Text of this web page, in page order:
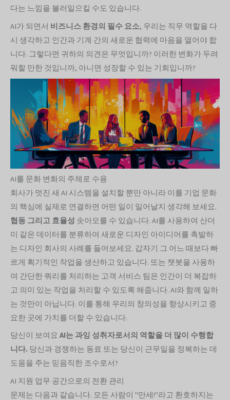
다는 느낌을 불러일으킬 수도 있습니다.
AI가 되면서 비즈니스 환경의 필수 요소, 우리는 직무 역할을 다
시 생각하고 인간과 기계 간의 새로운 협력에 마음을 열어야 합
니다. 그렇다면 귀하의 의견은 무엇입니까? 이러한 변화가 두려
워할 만한 것입니까, 아니면 성장할 수 있는 기회입니까?
AI를 문화 변화의 주체로 수용
회사가 멋진 새 AI 시스템을 설치할 뿐만 아니라 이를 기업 문화
의 핵심에 실제로 연결하면 어떤 일이 일어날지 생각해 보세요.
협동 그리고 효율성 솟아오를 수 있습니다. AI를 사용하여 산더
미 같은 데이터를 분류하여 새로운 디자인 아이디어를 촉발하
는 디자인 회사의 사례를 들어보세요. 갑자기 그 어느 때보다 빠
르게 획기적인 작업을 생산하고 있습니다. 또는 챗봇을 사용하
여 간단한 쿼리를 처리하는 고객 서비스 팀은 인간이 더 복잡하
고 의미 있는 작업을 처리할 수 있도록 해줍니다. AI와 함께 일하
는 것만이 아닙니다. 이를 통해 우리의 창의성을 향상시키고 중
요한 곳에 가치를 더할 수 있습니다.
당신이 보여요 AI는 과잉 성취자로서의 역할을 더 많이 수행합
니다. 당신과 경쟁하는 동료 또는 당신이 근무일을 정복하는 데
도움을 주는 믿음직한 조수로서?
AI 지원 업무 공간으로의 전환 관리
문제는 다음과 같습니다. 모든 사람이 "만세!"라고 환호하지는